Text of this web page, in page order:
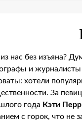
из нас без изъяна?
и
хотели
За
года Кэти
с горок, что не